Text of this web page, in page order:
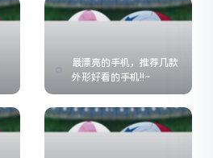
最漂亮的手机，推荐几款
外形好看的手机!!~